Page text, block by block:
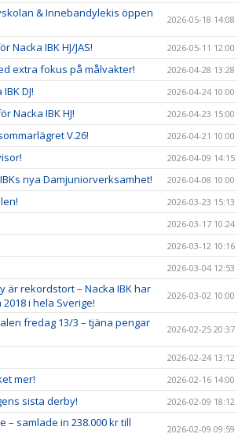
& Innebandylekis öppen
2026-05-18 14:08
IBK HJ/JAS! 2026-05-11 12:00
extra fokus på målvakter! 2026-04-28 13:28
DJ! 2026-04-24 10:00
Nacka IBK HJ! 2026-04-23 15:00
V.26! 2026-04-21 10:00
2026-04-09 14:15
nya Damjuniorverksamhet! 2026-04-08 10:00
2026-03-23 15:13
2026-03-17 10:24
2026-03-12 10:16
2026-03-04 12:53
är rekordstort – Nacka IBK har
i hela Sverige!
2026-03-02 10:00
fredag 13/3 – tjäna pengar
2026-02-25 20:37
2026-02-24 13:12
mer! 2026-02-16 14:00
sista derby! 2026-02-09 18:12
– samlade in 238.000 kr till
2026-02-09 09:59